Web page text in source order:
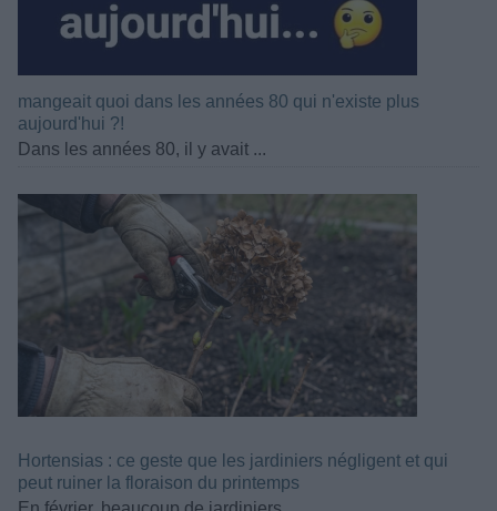
mangeait quoi dans les années 80 qui n'existe plus
aujourd'hui ?!
Dans les années 80, il y avait ...
Hortensias : ce geste que les jardiniers négligent et qui
peut ruiner la floraison du printemps